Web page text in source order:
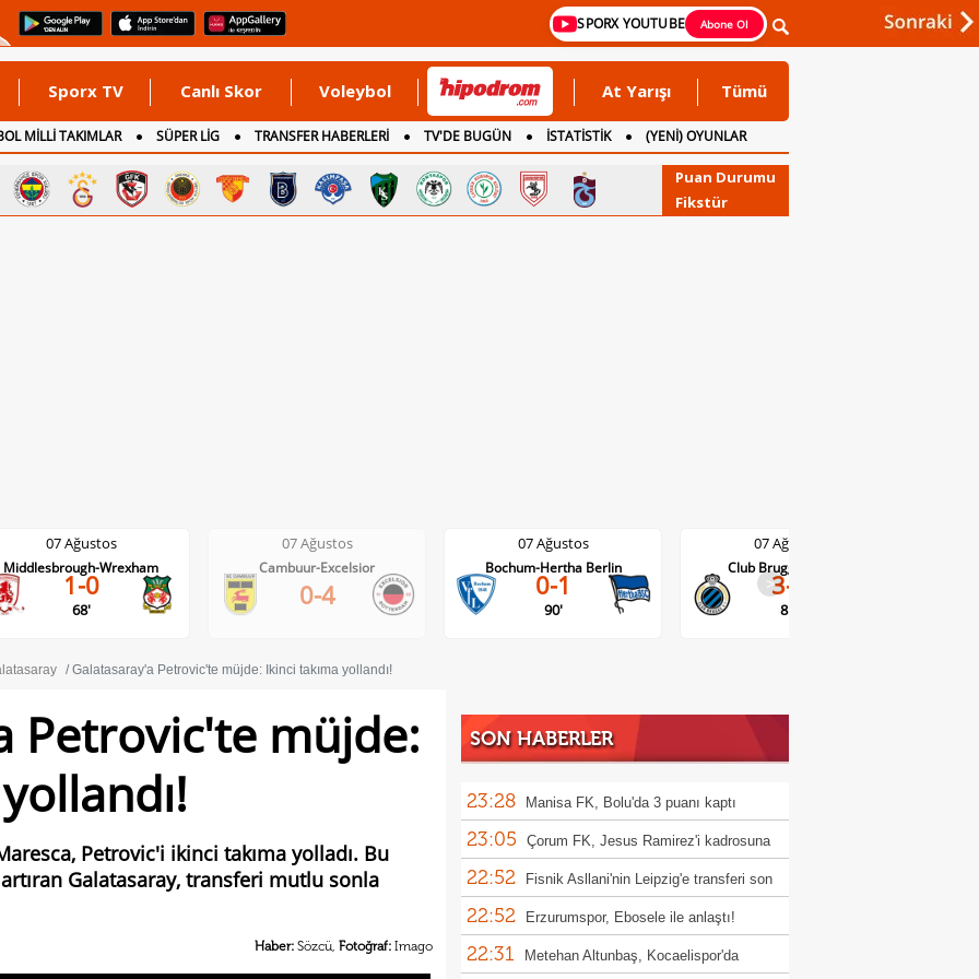
SPORX YOUTUBE Abone Ol
Sporx TV Canlı Skor Voleybol At Yarışı Tümü
MİLLİ TAKIMLAR SÜPER LİG TRANSFER HABERLERİ TV'DE BUGÜN İSTATİSTİK
(YENİ) OYUNLAR
Puan Durumu
Fikstür
07 Ağustos
Middlesbrough-Wrexham
1-0
68'
07 Ağustos
Cambuur-Excelsior
0-4
07 Ağustos
Bochum-Hertha Berlin
0-1
90'
07 Ağustos
Club Brugge-Kortrijk
3-0
81'
>
Galatasaray'a Petrovic'te müjde: İkinci takıma yollandı!
Petrovic'te müjde:
Petrovic'i ikinci takıma yolladı. Bu
artıran Galatasaray, transferi mutlu sonla
Haber: Sözcü, Fotoğraf: Imago
SON HABERLER
23:28 Manisa FK, Bolu'da 3 puanı kaptı
23:05 Çorum FK, Jesus Ramirez'i kadrosuna
kattı!
22:52 Fisnik Asllani'nin Leipzig'e transferi son
anda iptal oldu!
22:52 Erzurumspor, Ebosele ile anlaştı!
22:31 Metehan Altunbaş, Kocaelispor'da